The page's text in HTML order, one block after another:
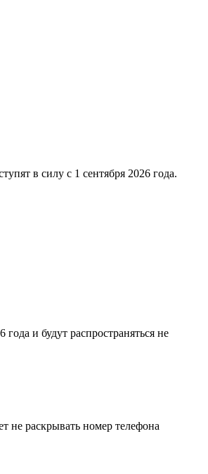
в силу с 1 сентября 2026 года.
и будут распространяться не
не раскрывать номер телефона